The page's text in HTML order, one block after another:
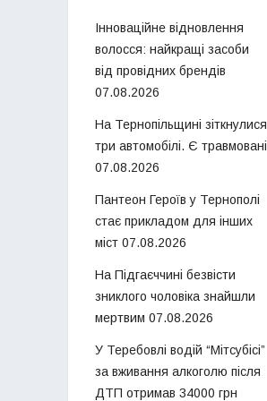
Інноваційне відновлення
волосся: найкращі засоби
від провідних брендів
07.08.2026
На Тернопільщині зіткнулися
три автомобілі. Є травмовані
07.08.2026
Пантеон Героїв у Тернополі
стає прикладом для інших
міст 07.08.2026
На Підгаєччині безвісти
зниклого чоловіка знайшли
мертвим 07.08.2026
У Теребовлі водій “Мітсубісі”
за вживання алкоголю після
ДТП отримав 34000 грн